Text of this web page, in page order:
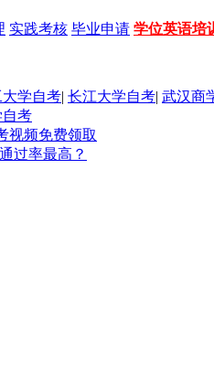
实践考核 毕业申请 学位英语培训
学自考| 长江大学自考| 武汉商
考
过率最高？